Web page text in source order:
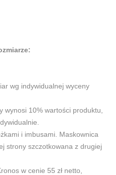
wg indywidualnej wyceny
wynosi 10% wartości produktu,
i imbusami. Maskownica
strony szczotkowana z drugiej
w cenie 55 zł netto,